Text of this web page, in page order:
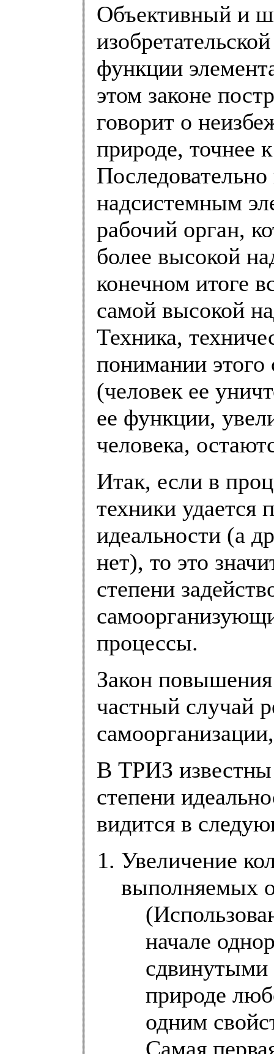
Объективный и
функции
этом законе
говорит о
природе, точнее
надсистемным
рабочий орган,
более высокой
конечном итоге
самой высокой
Техника,
понимании этого
(человек ее
ее функции,
человека,
Итак, если в
техники удается
идеальности (а
нет), то это
степени
процессы.
Закон повышения
частный случай
В ТРИЗ
степени
видится в
Увеличение
выполняемых
начале
сдвинутыми
природе
одним
Самая